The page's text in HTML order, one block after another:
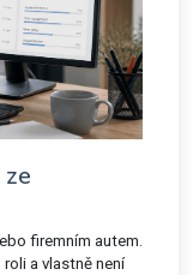
firemním autem.
a vlastně není